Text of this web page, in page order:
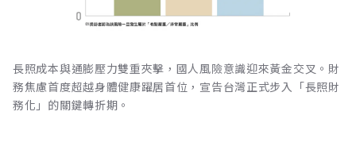
長照成本與通膨壓力雙重夾擊，國人風險意識迎來黃金交叉。財
務焦慮首度超越身體健康躍居首位，宣告台灣正式步入「長照財
務化」的關鍵轉折期。